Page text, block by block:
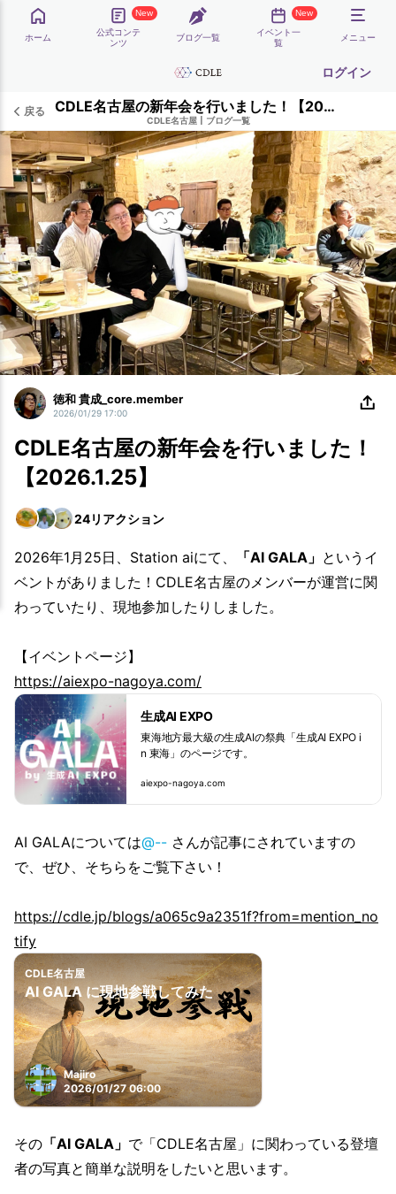
ホーム
New
公式コンテ
ンツ
ブログ一覧
New
イベント一
覧
メニュー
ログイン
戻る CDLE名古屋の新年会を行いました！【2026.1.25】
CDLE名古屋 ブログ一覧
徳和 貴成_core.member
2026/01/29 17:00
CDLE名古屋の新年会を行いました！
【2026.1.25】
24リアクション
2026年1月25日、Station aiにて、 「AI GALA」 というイ
ベントがありました！CDLE名古屋のメンバーが運営に関
わっていたり、現地参加したりしました。
【イベントページ】
https://aiexpo-nagoya.com/
生成AI EXPO
東海地方最大級の生成AIの祭典「生成AI EXPO i
n 東海」のページです。
aiexpo-nagoya.com
AI GALAについては@-- さんが記事にされていますの
で、ぜひ、そちらをご覧下さい！
https://cdle.jp/blogs/a065c9a2351f?from=mention_no
tify
CDLE名古屋
AI GALA に現地参戦してみた
Majiro
2026/01/27 06:00
その 「AI GALA」 で「CDLE名古屋」に関わっている登壇
者の写真と簡単な説明をしたいと思います。